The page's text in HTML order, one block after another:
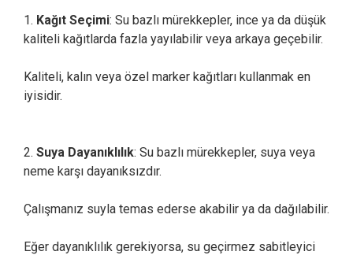
1. Kağıt Seçimi: Su bazlı mürekkepler, ince ya da düşük
kaliteli kağıtlarda fazla yayılabilir veya arkaya geçebilir.
Kaliteli, kalın veya özel marker kağıtları kullanmak en
iyisidir.
2. Suya Dayanıklılık: Su bazlı mürekkepler, suya veya
neme karşı dayanıksızdır.
Çalışmanız suyla temas ederse akabilir ya da dağılabilir.
Eğer dayanıklılık gerekiyorsa, su geçirmez sabitleyici